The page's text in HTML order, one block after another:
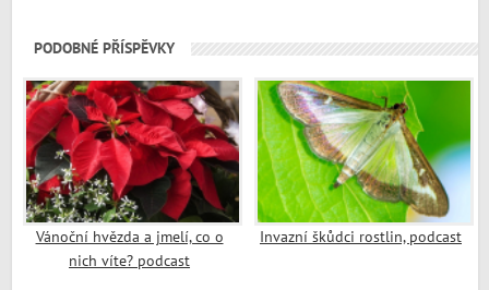
PODOBNÉ PŘÍSPĚVKY
Vánoční hvězda a jmelí, co o
nich víte? podcast
Invazní škůdci rostlin, podcast